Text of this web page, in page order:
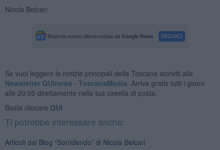
Nicola Belcari
Se vuoi leggere le notizie principali della Toscana iscriviti alla
Newsletter QUInews - ToscanaMedia. Arriva gratis tutti i giorni
alle 20:00 direttamente nella tua casella di posta.
Basta cliccare QUI
Ti potrebbe interessare anche:
Articoli dal Blog “Sorridendo” di Nicola Belcari